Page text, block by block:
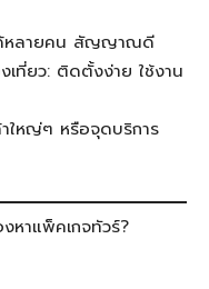
ด้หลายคน สัญญาณดี
ที่ยว: ติดตั้งง่าย ใช้งาน
ใหญ่ๆ หรือจุดบริการ
หาแพ็คเกจทัวร์?